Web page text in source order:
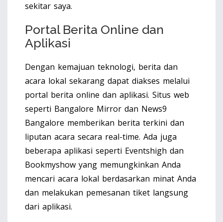
sekitar saya.
Portal Berita Online dan
Aplikasi
Dengan kemajuan teknologi, berita dan
acara lokal sekarang dapat diakses melalui
portal berita online dan aplikasi. Situs web
seperti Bangalore Mirror dan News9
Bangalore memberikan berita terkini dan
liputan acara secara real-time. Ada juga
beberapa aplikasi seperti Eventshigh dan
Bookmyshow yang memungkinkan Anda
mencari acara lokal berdasarkan minat Anda
dan melakukan pemesanan tiket langsung
dari aplikasi.